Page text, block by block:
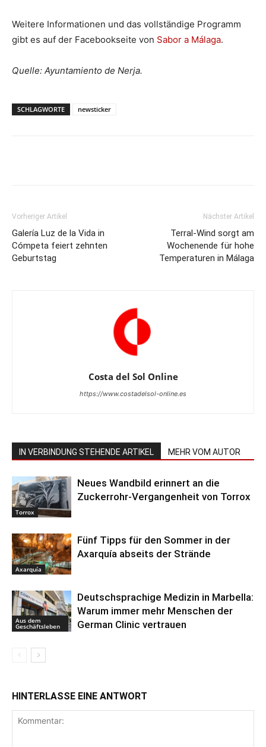
Weitere Informationen und das vollständige Programm
gibt es auf der Facebookseite von Sabor a Málaga.
Quelle: Ayuntamiento de Nerja.
SCHLAGWORTE newsticker
Vorheriger Artikel
Galería Luz de la Vida in
Cómpeta feiert zehnten
Geburtstag
Nächster Artikel
Terral-Wind sorgt am
Wochenende für hohe
Temperaturen in Málaga
Costa del Sol Online
https://www.costadelsol-online.es
IN VERBINDUNG STEHENDE ARTIKEL MEHR VOM AUTOR
Torrox
Neues Wandbild erinnert an die
Zuckerrohr-Vergangenheit von Torrox
Axarquía
Fünf Tipps für den Sommer in der
Axarquía abseits der Strände
Aus dem
Geschäftsleben
Deutschsprachige Medizin in Marbella:
Warum immer mehr Menschen der
German Clinic vertrauen
HINTERLASSE EINE ANTWORT